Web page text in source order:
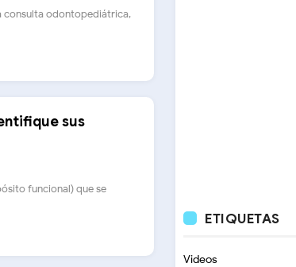
consulta odontopediátrica,
sus
funcional) que se
ETIQUETAS
Videos